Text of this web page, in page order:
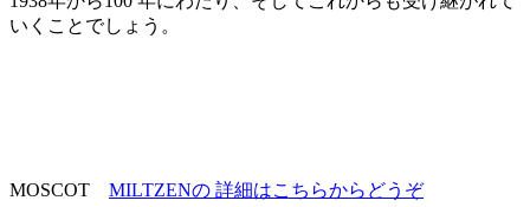
いくことでしょう。
MOSCOT MILTZENの 詳細はこちらからどうぞ